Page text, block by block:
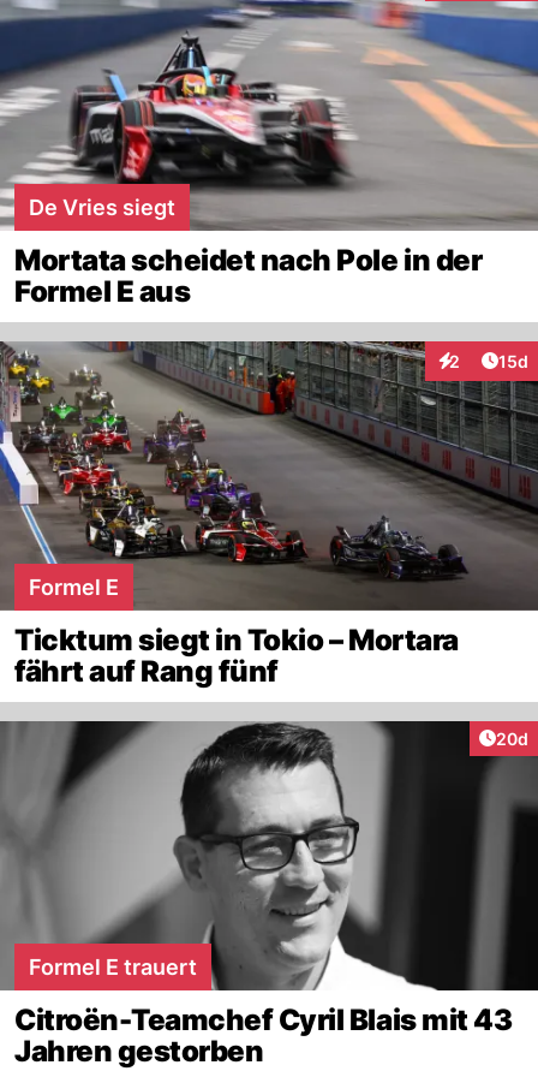
De Vries siegt
Mortata scheidet nach Pole in der
Formel E aus
2
Interaktionen
15d
Formel E
Ticktum siegt in Tokio – Mortara
fährt auf Rang fünf
20d
Formel E trauert
Citroën-Teamchef Cyril Blais mit 43
Jahren gestorben